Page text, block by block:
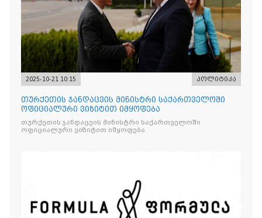
2025-10-21 10:15 პოლიტიკა
თურქეთის ჯანდაცვის მინისტრი საქართველოში
ოფიციალური ვიზიტით იმყოფება
თურქეთის ჯანდაცვის მინისტრი საქართველოში
ოფიციალური ვიზიტით იმყოფება